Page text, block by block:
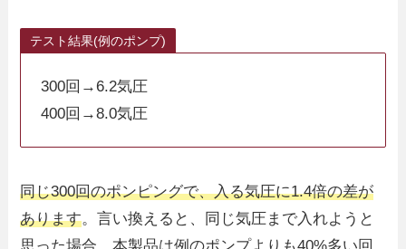
テスト結果(例のポンプ)
300回→6.2気圧
400回→8.0気圧
同じ300回のポンピングで、入る気圧に1.4倍の差が
あります。言い換えると、同じ気圧まで入れようと